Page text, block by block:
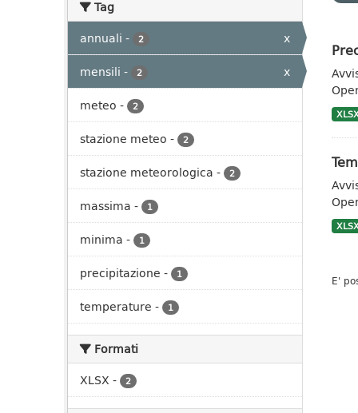
Tag
annuali - 2
x
mensili - 2
x
meteo - 2
stazione meteo - 2
stazione meteorologica - 2
massima - 1
minima - 1
precipitazione - 1
temperature - 1
Formati
XLSX - 2
E'